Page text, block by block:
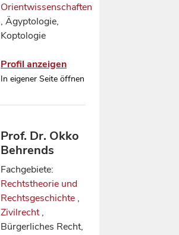
Orientwissenschaften
, Ägyptologie,
Koptologie
Profil anzeigen
In eigener Seite öffnen
Prof. Dr. Okko
Behrends
Fachgebiete:
Rechtstheorie und
Rechtsgeschichte ,
Zivilrecht,
Bürgerliches Recht,